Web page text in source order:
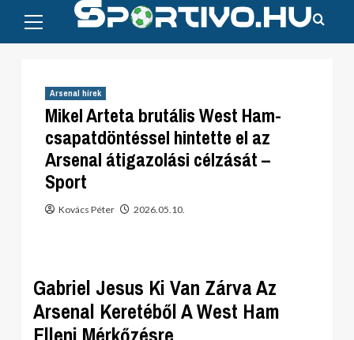
content
Menu
Arsenal hírek
Mikel Arteta brutális West Ham-
csapatdöntéssel hintette el az
Arsenal átigazolási célzását –
Sport
Kovács Péter 2026.05.10.
Gabriel Jesus Ki Van Zárva Az
Arsenal Keretéből A West Ham